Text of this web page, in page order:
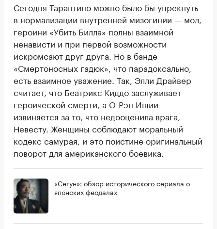
Сегодня Тарантино можно было бы упрекнуть
в нормализации внутренней мизогинии — мол,
героини «Убить Билла» полны взаимной
ненависти и при первой возможности
искромсают друг друга. Но в банде
«Смертоносных гадюк», что парадоксально,
есть взаимное уважение. Так, Элли Драйвер
считает, что Беатрикс Киддо заслуживает
героической смерти, а О-Рэн Ишии
извиняется за то, что недооценила врага,
Невесту. Женщины соблюдают моральный
кодекс самурая, и это поистине оригинальный
поворот для американского боевика.
«Сегун»: обзор исторического сериала о
японских феодалах